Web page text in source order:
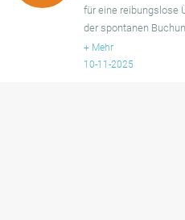
für eine reibungslose
der spontanen
die sehr freundliche
+ Mehr
10-11-2025